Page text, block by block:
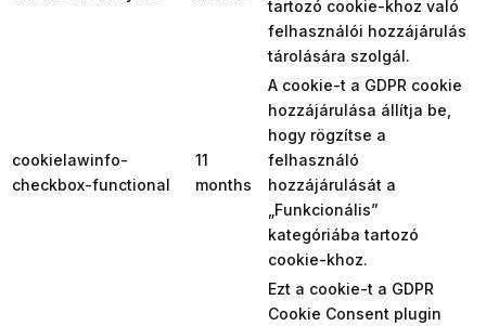
tartozó cookie-khoz való
felhasználói hozzájárulás
tárolására szolgál.
cookielawinfo-
checkbox-functional
11
months
A cookie-t a GDPR cookie
hozzájárulása állítja be,
hogy rögzítse a
felhasználó
hozzájárulását a
„Funkcionális”
kategóriába tartozó
cookie-khoz.
Ezt a cookie-t a GDPR
Cookie Consent plugin